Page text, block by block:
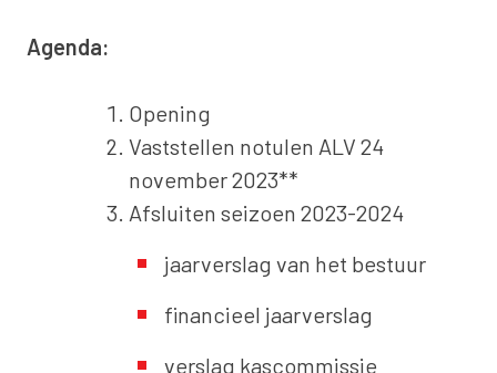
Agenda:
Opening
Vaststellen notulen ALV 24
november 2023**
Afsluiten seizoen 2023-2024
jaarverslag van het bestuur
financieel jaarverslag
verslag kascommissie